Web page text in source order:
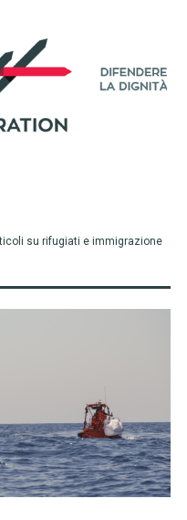
su rifugiati e immigrazione